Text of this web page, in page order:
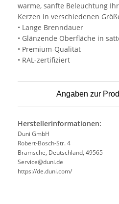
warme, sanfte Beleuchtung
Kerzen in verschiedenen
• Lange Brenndauer
• Glänzende Oberfläche in
• Premium-Qualität
• RAL-zertifiziert
Angaben zur
Herstellerinformationen:
Duni GmbH
Robert-Bosch-Str. 4
Bramsche, Deutschland, 49565
Service@duni.de
https://de.duni.com/